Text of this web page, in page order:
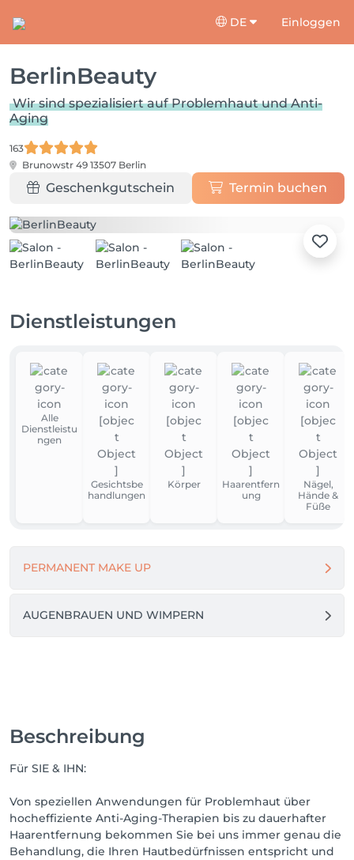
DE Einloggen
BerlinBeauty
Wir sind spezialisiert auf Problemhaut und Anti-
Aging
163
Brunowstr 49 13507 Berlin
Geschenkgutschein Termin buchen
Dienstleistungen
Alle
Dienstleistu
ngen
Gesichtsbe
handlungen
Körper
Haarentfern
ung
Nägel,
Hände &
Füße
PERMANENT MAKE UP
AUGENBRAUEN UND WIMPERN
Beschreibung
Für SIE & IHN:
Von speziellen Anwendungen für Problemhaut über
hocheffiziente Anti-Aging-Therapien bis zu dauerhafter
Haarentfernung bekommen Sie bei uns immer genau die
Behandlung, die Ihren Hautbedürfnissen entspricht und